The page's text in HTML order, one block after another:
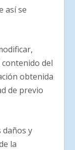
así se
del
obtenida
de previo
daños y
la